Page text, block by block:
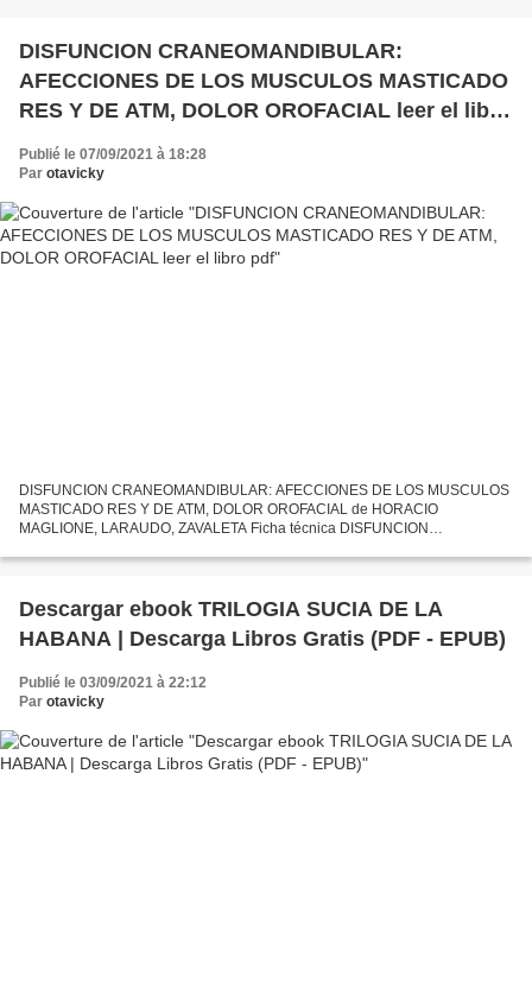
DISFUNCION CRANEOMANDIBULAR:
AFECCIONES DE LOS MUSCULOS MASTICADO
RES Y DE ATM, DOLOR OROFACIAL leer el libro
Publié le 07/09/2021 à 18:28
Par otavicky
DISFUNCION CRANEOMANDIBULAR: AFECCIONES DE LOS MUSCULOS
MASTICADO RES Y DE ATM, DOLOR OROFACIAL de HORACIO
MAGLIONE, LARAUDO, ZAVALETA Ficha técnica DISFUNCION
RES Y DE ATM, DOLOR OROFACIAL HORACIO...
Descargar ebook TRILOGIA SUCIA DE LA
HABANA | Descarga Libros Gratis (PDF - EPUB)
Publié le 03/09/2021 à 22:12
Par otavicky